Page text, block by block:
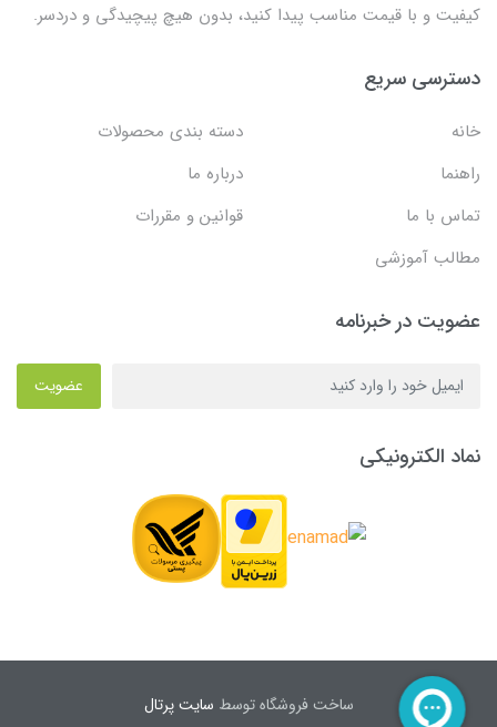
کیفیت و با قیمت مناسب پیدا کنید، بدون هیچ پیچیدگی و دردسر.
دسترسی سریع
خانه
دسته بندی محصولات
راهنما
درباره ما
تماس با ما
قوانین و مقررات
مطالب آموزشی
عضویت در خبرنامه
عضویت
نماد الکترونیکی
ساخت فروشگاه توسط سایت پرتال